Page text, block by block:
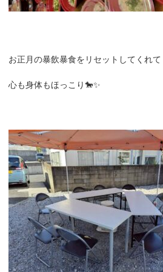
お正月の暴飲暴食をリセットしてくれて
心も身体もほっこり🐎✨